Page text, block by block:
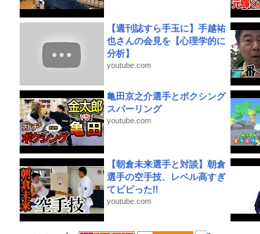
【週刊誌すら手玉に】手越祐
也さんの会見を【心理学的に
分析】
youtube.com
亀田京之介選手とボクシング
スパーリング
youtube.com
【朝倉未来選手と対談】朝倉
選手の空手技、レベル高すぎ
てビビった!!
youtube.com